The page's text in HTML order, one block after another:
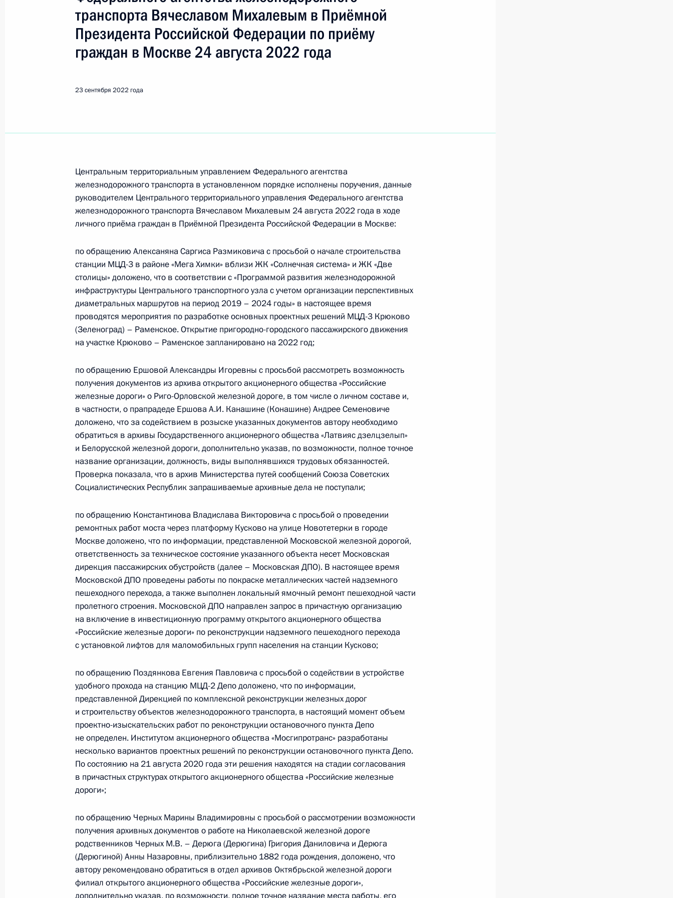
29 мая, пятница
29 мая 2026 года по поручению Президента Российской Федерации руководитель
природопользования по городу Москве и Калужской области Александр Богуш
29 мая 2026 года, 16:44
17 сентября 2025 года, среда
17 сентября 2025 года по поручению Президента Российской Федерации
руководитель Межрегионального управления Федеральной службы по надзору
в сфере природопользования по городу Москве и Калужской области Александр
в Москве личный приём граждан
17 сентября 2025 года, 16:22
9 апреля 2025 года, среда
Исполнены поручения, данные по результатам личного приёма, проведённого
по поручению Президента Российской Федерации военным комиссаром
Московской области Алексеем Астаховым в Приёмной Президента Российской
Федерации по приёму граждан в Москве 6 марта 2025 года
9 апреля 2025 года, 16:07
6 марта 2025 года, четверг
6 марта 2025 года по поручению Президента Российской Федерации военный
комиссар Московской области Алексей Астахов провёл в Приёмной Президента
Российской Федерации по приёму граждан в Москве личный приём граждан
22 декабря 2023 года, пятница
Исполнены поручения, данные по результатам личного приёма, проведённого
по поручению Президента Российской Федерации руководителем Государственной
инспекции труда в Московской области Нелли Айзитулиной в Приёмной Президента
Российской Федерации по приёму граждан в Москве 23 ноября 2023 года
22 декабря 2023 года, 18:44
Исполнены поручения, данные по результатам личного приёма, проведённого
по поручению Президента Российской Федерации заместителем Генерального
прокурора Российской Федерации Юрием Пономаревым в Приёмной Президента
Российской Федерации по приёму граждан в Москве 15 ноября 2023 года
22 декабря 2023 года, 18:37
23 ноября 2023 года, четверг
руководитель Государственной инспекции труда в Московской области Нелли
Айзитулина провела в Приёмной Президента Российской Федерации по приёму
граждан в Москве личный приём граждан
23 ноября 2023 года, 19:20
транспорта Вячеславом Михалевым в Приёмной
Президента Российской Федерации по приёму
граждан в Москве 24 августа 2022 года
23 сентября 2022 года
Центральным территориальным управлением Федерального агентства
железнодорожного транспорта в установленном порядке исполнены поручения, данные
руководителем Центрального территориального управления Федерального агентства
железнодорожного транспорта Вячеславом Михалевым 24 августа 2022 года в ходе
личного приёма граждан в Приёмной Президента Российской Федерации в Москве:
по обращению Алексаняна Саргиса Размиковича с просьбой о начале строительства
станции МЦД-3 в районе «Мега Химки» вблизи ЖК «Солнечная система» и ЖК «Две
столицы» доложено, что в соответствии с «Программой развития железнодорожной
инфраструктуры Центрального транспортного узла с учетом организации перспективных
диаметральных маршрутов на период 2019 – 2024 годы» в настоящее время
проводятся мероприятия по разработке основных проектных решений МЦД-3 Крюково
(Зеленоград) – Раменское. Открытие пригородно-городского пассажирского движения
на участке Крюково – Раменское запланировано на 2022 год;
по обращению Ершовой Александры Игоревны с просьбой рассмотреть возможность
получения документов из архива открытого акционерного общества «Российские
железные дороги» о Риго-Орловской железной дороге, в том числе о личном составе и,
в частности, о прапрадеде Ершова А.И. Канашине (Конашине) Андрее Семеновиче
доложено, что за содействием в розыске указанных документов автору необходимо
обратиться в архивы Государственного акционерного общества «Латвияс дзелцзелып»
и Белорусской железной дороги, дополнительно указав, по возможности, полное точное
название организации, должность, виды выполнявшихся трудовых обязанностей.
Проверка показала, что в архив Министерства путей сообщений Союза Советских
Социалистических Республик запрашиваемые архивные дела не поступали;
по обращению Константинова Владислава Викторовича с просьбой о проведении
ремонтных работ моста через платформу Кусково на улице Новотетерки в городе
Москве доложено, что по информации, представленной Московской железной дорогой,
ответственность за техническое состояние указанного объекта несет Московская
дирекция пассажирских обустройств (далее – Московская ДПО). В настоящее время
Московской ДПО проведены работы по покраске металлических частей надземного
пешеходного перехода, а также выполнен локальный ямочный ремонт пешеходной части
пролетного строения. Московской ДПО направлен запрос в причастную организацию
на включение в инвестиционную программу открытого акционерного общества
«Российские железные дороги» по реконструкции надземного пешеходного перехода
с установкой лифтов для маломобильных групп населения на станции Кусково;
по обращению Поздянкова Евгения Павловича с просьбой о содействии в устройстве
удобного прохода на станцию МЦД-2 Депо доложено, что по информации,
представленной Дирекцией по комплексной реконструкции железных дорог
и строительству объектов железнодорожного транспорта, в настоящий момент объем
проектно-изыскательских работ по реконструкции остановочного пункта Депо
не определен. Институтом акционерного общества «Мосгипротранс» разработаны
несколько вариантов проектных решений по реконструкции остановочного пункта Депо.
По состоянию на 21 августа 2020 года эти решения находятся на стадии согласования
в причастных структурах открытого акционерного общества «Российские железные
дороги»;
по обращению Черных Марины Владимировны с просьбой о рассмотрении возможности
получения архивных документов о работе на Николаевской железной дороге
родственников Черных М.В. – Дерюга (Дерюгина) Григория Даниловича и Дерюга
(Дерюгиной) Анны Назаровны, приблизительно 1882 года рождения, доложено, что
автору рекомендовано обратиться в отдел архивов Октябрьской железной дороги
филиал открытого акционерного общества «Российские железные дороги»,